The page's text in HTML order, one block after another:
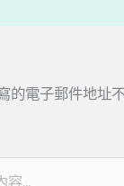
的電子郵件地址